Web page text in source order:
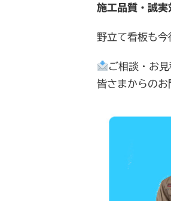
施工品質・誠
野立て看板も今
ご相談・お
皆さまからのお